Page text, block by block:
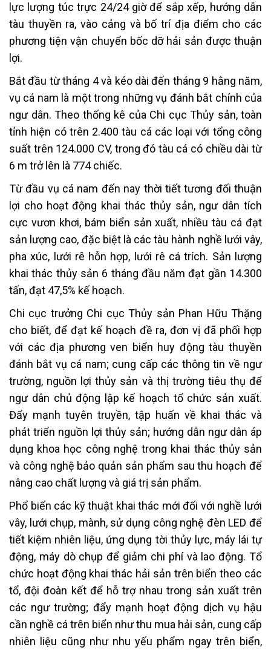
lực lượng túc trực 24/24 giờ để sắp xếp, hướng dẫn
tàu thuyền ra, vào cảng và bố trí địa điểm cho các
phương tiện vận chuyển bốc dỡ hải sản được thuận
lợi.
Bắt đầu từ tháng 4 và kéo dài đến tháng 9 hằng năm,
vụ cá nam là một trong những vụ đánh bắt chính của
ngư dân. Theo thống kê của Chi cục Thủy sản, toàn
tỉnh hiện có trên 2.400 tàu cá các loại với tổng công
suất trên 124.000 CV, trong đó tàu cá có chiều dài từ
6 m trở lên là 774 chiếc.
Từ đầu vụ cá nam đến nay thời tiết tương đối thuận
lợi cho hoạt động khai thác thủy sản, ngư dân tích
cực vươn khơi, bám biển sản xuất, nhiều tàu cá đạt
sản lượng cao, đặc biệt là các tàu hành nghề lưới vây,
pha xúc, lưới rê hỗn hợp, lưới rê cá trích. Sản lượng
khai thác thủy sản 6 tháng đầu năm đạt gần 14.300
tấn, đạt 47,5% kế hoạch.
Chi cục trưởng Chi cục Thủy sản Phan Hữu Thặng
cho biết, để đạt kế hoạch đề ra, đơn vị đã phối hợp
với các địa phương ven biển huy động tàu thuyền
đánh bắt vụ cá nam; cung cấp các thông tin về ngư
trường, nguồn lợi thủy sản và thị trường tiêu thụ để
ngư dân chủ động lập kế hoạch tổ chức sản xuất.
Đẩy mạnh tuyên truyền, tập huấn về khai thác và
phát triển nguồn lợi thủy sản; hướng dẫn ngư dân áp
dụng khoa học công nghệ trong khai thác thủy sản
và công nghệ bảo quản sản phẩm sau thu hoạch để
nâng cao chất lượng và giá trị sản phẩm.
Phổ biến các kỹ thuật khai thác mới đối với nghề lưới
vây, lưới chụp, mành, sử dụng công nghệ đèn LED để
tiết kiệm nhiên liệu, ứng dụng tời thủy lực, máy lái tự
động, máy dò chụp để giảm chi phí và lao động. Tổ
chức hoạt động khai thác hải sản trên biển theo các
tổ, đội đoàn kết để hỗ trợ nhau trong sản xuất trên
các ngư trường; đẩy mạnh hoạt động dịch vụ hậu
cần nghề cá trên biển như thu mua hải sản, cung cấp
nhiên liệu cũng như nhu yếu phẩm ngay trên biển,